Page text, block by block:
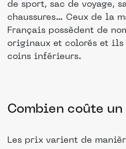
de sport, sac de voyage,
chaussures… Ceux de la
Français possèdent de
originaux et colorés et ils
coins inférieurs.
Combien coûte un
Les prix varient de